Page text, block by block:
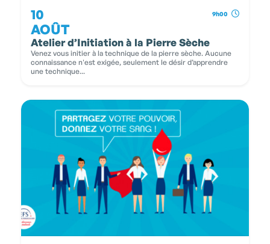
10
AOÛT
9h00
Atelier d’Initiation à la Pierre Sèche
Venez vous initier à la technique de la pierre sèche. Aucune
connaissance n'est exigée, seulement le désir d’apprendre
une technique...